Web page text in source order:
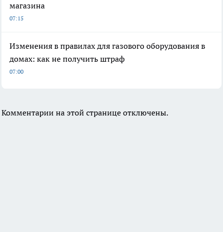
магазина
07:15
Изменения в правилах для газового оборудования в
домах: как не получить штраф
07:00
Комментарии на этой странице отключены.